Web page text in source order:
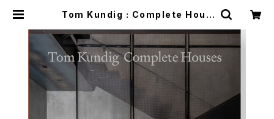
Tom Kundig : Complete Hous